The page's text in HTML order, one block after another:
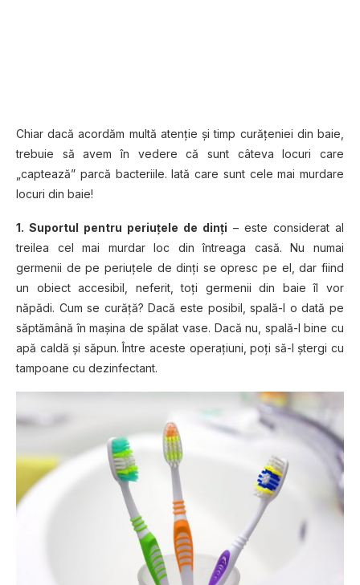
Chiar dacă acordăm multă atenţie şi timp curăţeniei din baie,
trebuie să avem în vedere că sunt câteva locuri care
„captează” parcă bacteriile. Iată care sunt cele mai murdare
locuri din baie!
1. Suportul pentru periuţele de dinţi – este considerat al
treilea cel mai murdar loc din întreaga casă. Nu numai
germenii de pe periuţele de dinţi se opresc pe el, dar fiind
un obiect accesibil, neferit, toţi germenii din baie îl vor
năpădi. Cum se curăţă? Dacă este posibil, spală-l o dată pe
săptămână în maşina de spălat vase. Dacă nu, spală-l bine cu
apă caldă şi săpun. Între aceste operaţiuni, poţi să-l ştergi cu
tampoane cu dezinfectant.